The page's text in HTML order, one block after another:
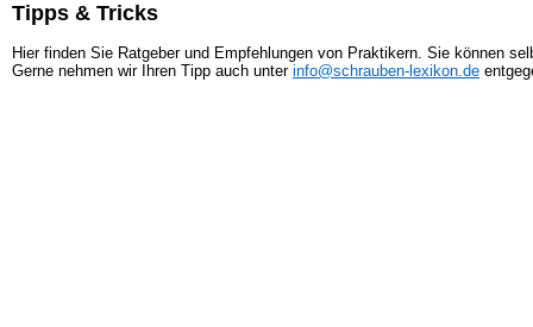
Tipps & Tricks
Hier finden Sie Ratgeber und Empfehlungen von Praktikern. Sie können
Gerne nehmen wir Ihren Tipp auch unter info@schrauben-lexikon.de